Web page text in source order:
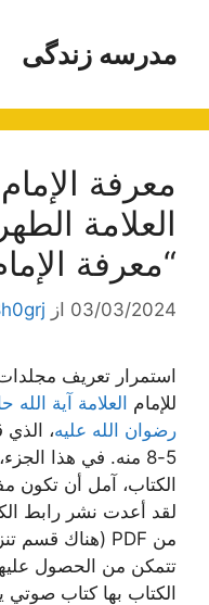
محتوامدرسه زندگی
معرفة
العلامة
“معرفة
03/03/2024 از
استمرار تعريف
للإمام العلامة آية
رضوان الله عليه،
الكتاب، آمل أن تكون
لقد أعدت نشر رابط
تتمكن من الحصول
الكتاب بها كتاب صوتي